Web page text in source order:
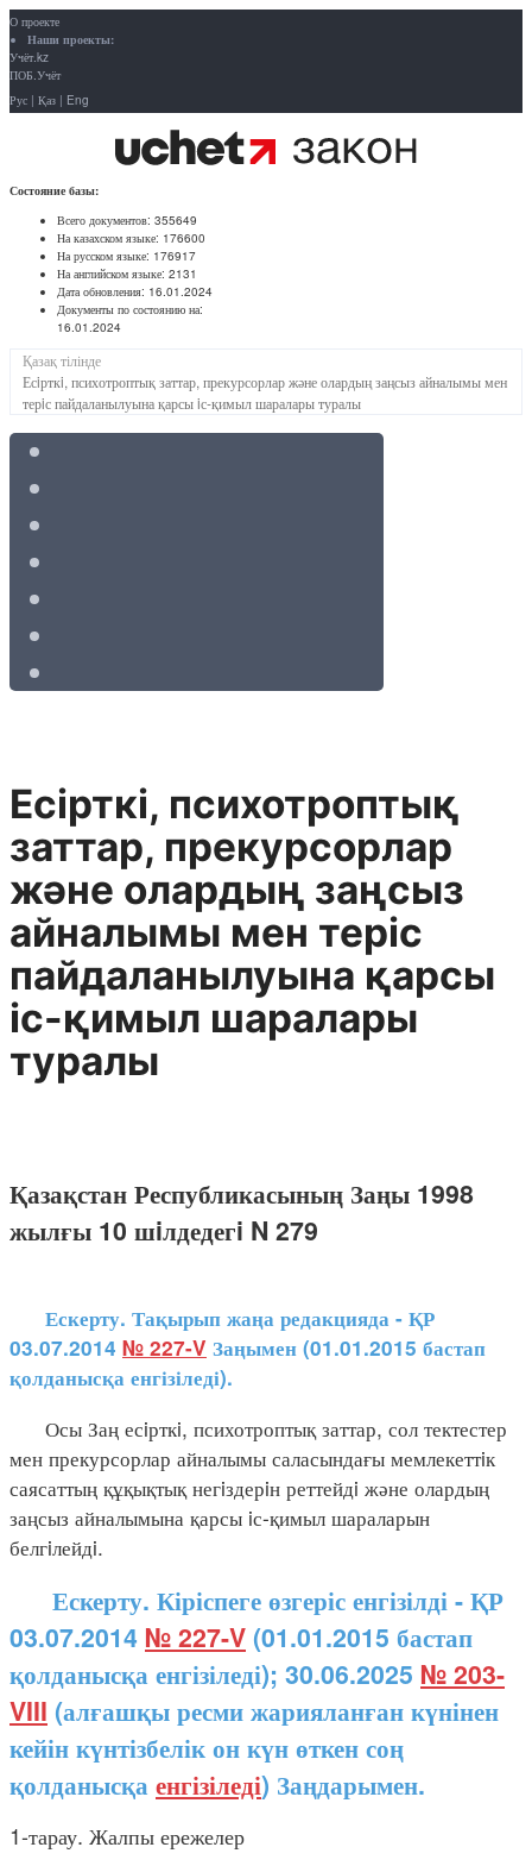
О проекте
Наши проекты:
Учёт.kz
ПОБ.Учёт
Рус | Қаз | Eng
Состояние базы:
Всего документов: 355649
На казахском языке: 176600
На русском языке: 176917
На английском языке: 2131
Дата обновления: 16.01.2024
Документы по состоянию на:
16.01.2024
Қазақ тілінде
Есiрткi, психотроптық заттар, прекурсорлар және олардың заңсыз айналымы мен
терiс пайдаланылуына қарсы iс-қимыл шаралары туралы
Есiрткi, психотроптық
заттар, прекурсорлар
және олардың заңсыз
айналымы мен терiс
пайдаланылуына қарсы
iс-қимыл шаралары
туралы
Қазақстан Республикасының Заңы 1998
жылғы 10 шiлдедегi N 279
Ескерту. Тақырып жаңа редакцияда - ҚР
03.07.2014 № 227-V Заңымен (01.01.2015 бастап
қолданысқа енгізіледі).
Осы Заң есiрткi, психотроптық заттар, сол тектестер
мен прекурсорлар айналымы саласындағы мемлекеттiк
саясаттың құқықтық негiздерiн реттейдi және олардың
заңсыз айналымына қарсы iс-қимыл шараларын
белгiлейдi.
Ескерту. Кіріспеге өзгеріс енгізілді - ҚР
03.07.2014 № 227-V (01.01.2015 бастап
қолданысқа енгізіледі); 30.06.2025 № 203-
VIII (алғашқы ресми жарияланған күнінен
кейін күнтізбелік он күн өткен соң
қолданысқа енгізіледі) Заңдарымен.
1-тарау. Жалпы ережелер